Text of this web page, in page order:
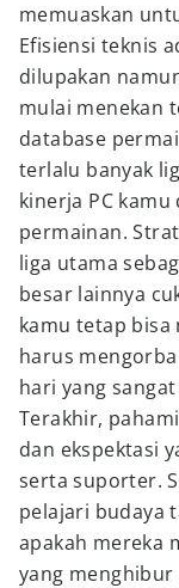
memuaskan
Efisiensi teknis
dilupakan
mulai menekan
database
terlalu banyak
kinerja PC
permainan.
liga utama
besar lainnya
kamu tetap
harus
hari yang
Terakhir,
dan ekspektasi
serta suporter.
pelajari budaya
apakah mereka
yang